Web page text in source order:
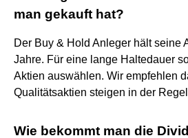
man gekauft hat?
Der Buy & Hold Anleger hält seine
Jahre. Für eine lange Haltedauer
Aktien auswählen. Wir empfehlen
Qualitätsaktien steigen in der
Wie bekommt man die